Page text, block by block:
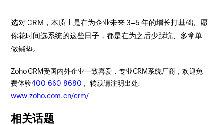
选对 CRM，本质上是在为企业未来 3–5 年的增长打基础。愿
你花时间选系统的这些日子，都是在为之后少踩坑、多拿单
做铺垫。
Zoho CRM受国内外企业一致喜爱，专业CRM系统厂商，欢迎免
费体验400-660-8680 ， 转载请注明出处:
www.zoho.com.cn/crm/
相关话题